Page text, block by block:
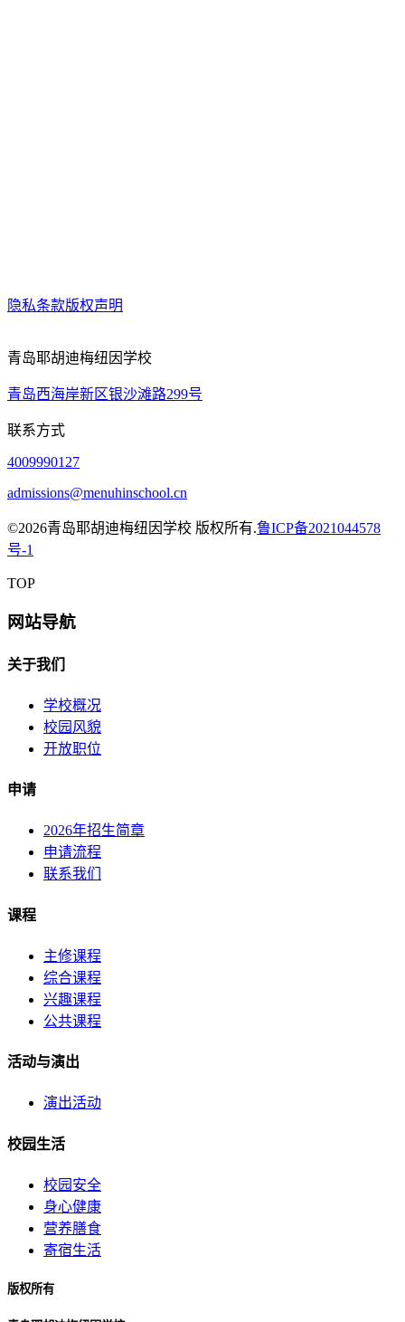
隐私条款版权声明
青岛耶胡迪梅纽因学校
青岛西海岸新区银沙滩路299号
联系方式
4009990127
admissions@menuhinschool.cn
©2026青岛耶胡迪梅纽因学校 版权所有.鲁ICP备2021044578
号-1
TOP
网站导航
关于我们
学校概况
校园风貌
开放职位
申请
2026年招生简章
申请流程
联系我们
课程
主修课程
综合课程
兴趣课程
公共课程
活动与演出
演出活动
校园生活
校园安全
身心健康
营养膳食
寄宿生活
版权所有